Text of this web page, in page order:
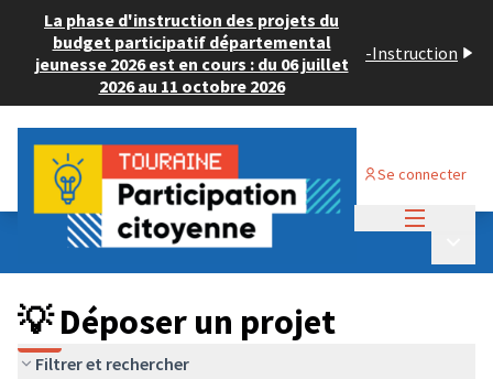
La phase d'instruction des projets du
budget participatif départemental
jeunesse 2026 est en cours : du 06 juillet
2026 au 11 octobre 2026
-Instruction
Se connecter
Budget Participatif ADULTE 2024
💡 Déposer un projet
💡 Déposer un projet
Filtrer et rechercher